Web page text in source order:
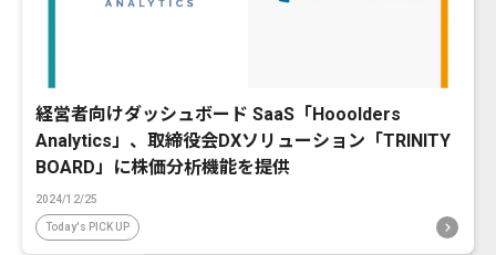
経営者向けダッシュボード SaaS「Hooolders
Analytics」、取締役会DXソリューション「TRINITY
BOARD」に株価分析機能を提供
2024/12/25
Today's PICK UP